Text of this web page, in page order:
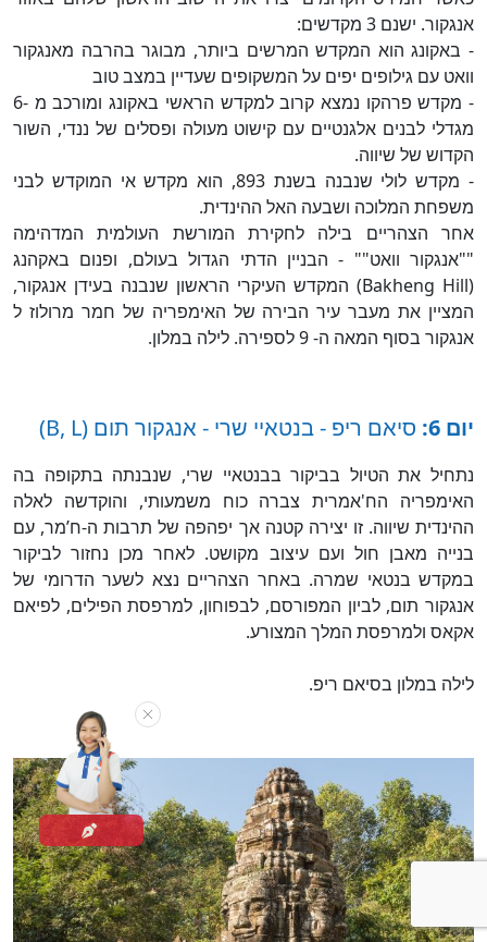
אנגקור. ישנם 3 מקדשים:
- באקונג הוא המקדש המרשים ביותר, מבוגר בהרבה מאנגקור
וואט עם גילופים יפים על המשקופים שעדיין במצב טוב
- מקדש פרהקו נמצא קרוב למקדש הראשי באקונג ומורכב מ -6
מגדלי לבנים אלגנטיים עם קישוט מעולה ופסלים של ננדי, השור
הקדוש של שיווה.
- מקדש לולי שנבנה בשנת 893, הוא מקדש אי המוקדש לבני
משפחת המלוכה ושבעה האל ההינדית.
אחר הצהריים בילה לחקירת המורשת העולמית המדהימה
""אנגקור וואט"" - הבניין הדתי הגדול בעולם, ופנום באקהנג
(Bakheng Hill) המקדש העיקרי הראשון שנבנה בעידן אנגקור,
המציין את מעבר עיר הבירה של האימפריה של חמר מרולוז ל
אנגקור בסוף המאה ה- 9 לספירה. לילה במלון.
יום 6: סיאם ריפ - בנטאיי שרי - אנגקור תום (B, L)
נתחיל את הטיול בביקור בבנטאיי שרי, שנבנתה בתקופה בה
האימפריה הח'אמרית צברה כוח משמעותי, והוקדשה לאלה
ההינדית שיווה. זו יצירה קטנה אך יפהפה של תרבות ה-ח’מר, עם
בנייה מאבן חול ועם עיצוב מקושט. לאחר מכן נחזור לביקור
במקדש בנטאי שמרה. באחר הצהריים נצא לשער הדרומי של
אנגקור תום, לביון המפורסם, לבפוחון, למרפסת הפילים, לפיאם
אקאס ולמרפסת המלך המצורע.
לילה במלון בסיאם ריפ.